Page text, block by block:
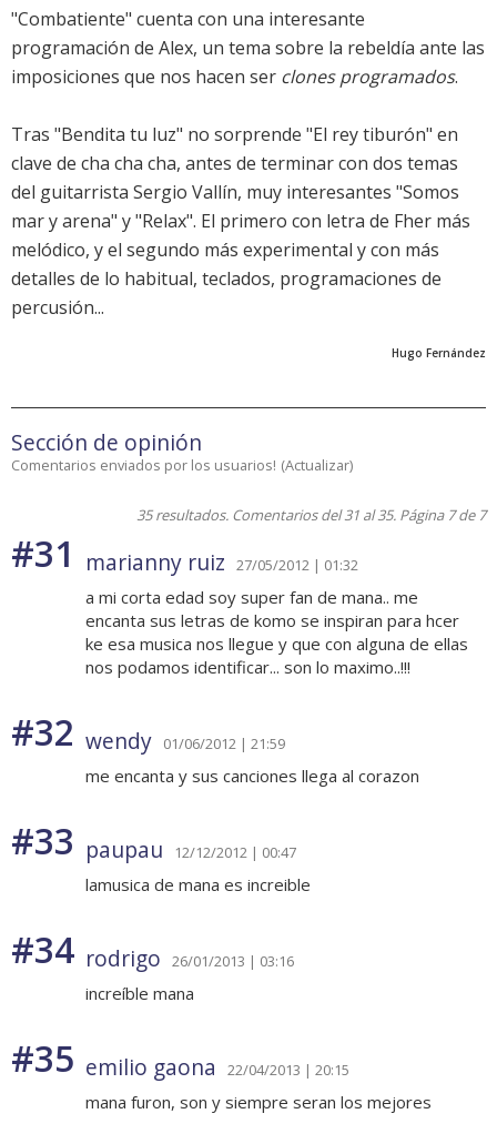
"Combatiente" cuenta con una interesante
programación de Alex, un tema sobre la rebeldía ante las
imposiciones que nos hacen ser clones programados.
Tras "Bendita tu luz" no sorprende "El rey tiburón" en
clave de cha cha cha, antes de terminar con dos temas
del guitarrista Sergio Vallín, muy interesantes "Somos
mar y arena" y "Relax". El primero con letra de Fher más
melódico, y el segundo más experimental y con más
detalles de lo habitual, teclados, programaciones de
percusión...
Hugo Fernández
Sección de opinión
Comentarios enviados por los usuarios! (Actualizar)
35 resultados. Comentarios del 31 al 35. Página 7 de 7
#31 marianny ruiz 27/05/2012 | 01:32
a mi corta edad soy super fan de mana.. me
encanta sus letras de komo se inspiran para hcer
ke esa musica nos llegue y que con alguna de ellas
nos podamos identificar... son lo maximo..!!!
#32 wendy 01/06/2012 | 21:59
me encanta y sus canciones llega al corazon
#33 paupau 12/12/2012 | 00:47
lamusica de mana es increible
#34 rodrigo 26/01/2013 | 03:16
increíble mana
#35 emilio gaona 22/04/2013 | 20:15
mana furon, son y siempre seran los mejores